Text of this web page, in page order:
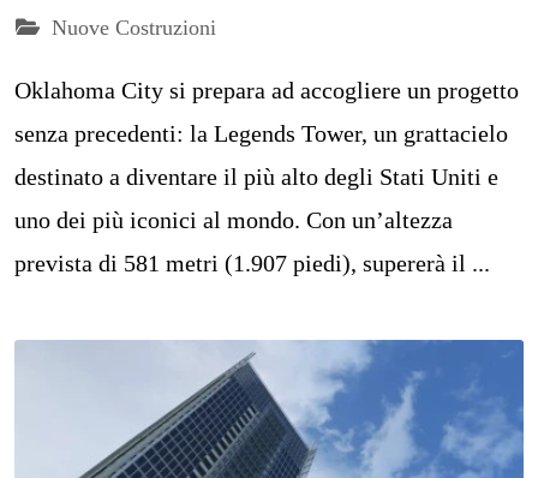
Nuove Costruzioni
Oklahoma City si prepara ad accogliere un progetto
senza precedenti: la Legends Tower, un grattacielo
destinato a diventare il più alto degli Stati Uniti e
uno dei più iconici al mondo. Con un’altezza
prevista di 581 metri (1.907 piedi), supererà il ...